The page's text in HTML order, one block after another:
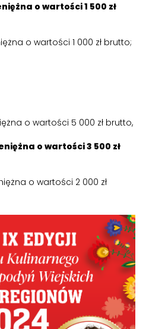
o wartości 1 500 zł
o wartości 1 000 zł brutto;
o wartości 5 000 zł brutto,
o wartości 3 500 zł
o wartości 2 000 zł